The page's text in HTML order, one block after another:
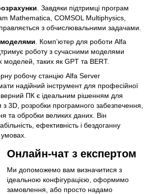
. Завдяки підтримці програм
Mathematica, COMSOL Multiphysics,
з обчислювальними задачами.
. Комп’ютер для роботи Alfa
роботу з сучасними моделями
моделей, таких як GPT та BERT.
робочу станцію Alfa Server
надійний інструмент для професійної
ПК є ідеальним рішенням для
з 3D, розробки програмного забезпечення,
та обробки великих даних. Він
ефективність і бездоганну
Онлайн-чат з експертом
Ми допоможемо вам визначитися з
ідеальною конфігурацією, оформимо
замовлення, або просто надамо